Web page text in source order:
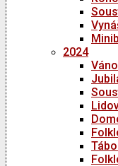
2024